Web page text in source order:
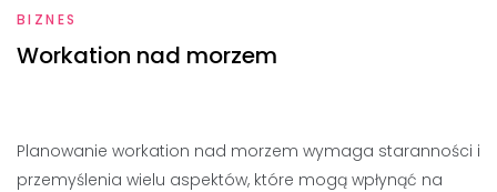
BIZNES
Workation nad morzem
Planowanie workation nad morzem wymaga staranności i
przemyślenia wielu aspektów, które mogą wpłynąć na